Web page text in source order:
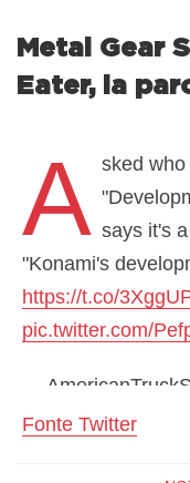
Metal Gear
Eater, la
A sked
says it's
"Konami's
https://t.co/
pic.twitter.com/
—
2023
Fonte Twitter